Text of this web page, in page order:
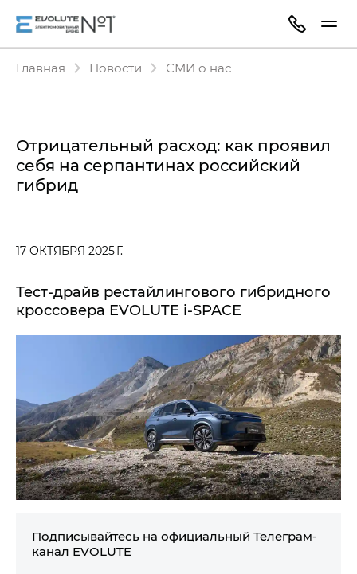
Главная Новости СМИ о нас
Отрицательный расход: как проявил
себя на серпантинах российский
гибрид
17 ОКТЯБРЯ 2025 Г.
Тест-драйв рестайлингового гибридного
кроссовера EVOLUTE i‑SPACE
Подписывайтесь на официальный Телеграм-
канал EVOLUTE